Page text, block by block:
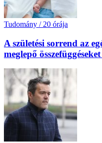
Tudomány / 20 órája
A születési sorrend az
meglepő